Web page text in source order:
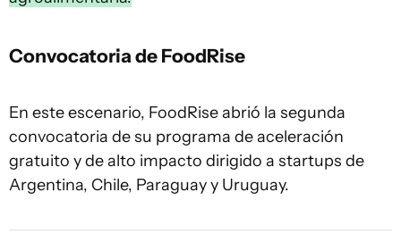
Convocatoria de FoodRise
En este escenario, FoodRise abrió la segunda
convocatoria de su programa de aceleración
gratuito y de alto impacto dirigido a startups de
Argentina, Chile, Paraguay y Uruguay.